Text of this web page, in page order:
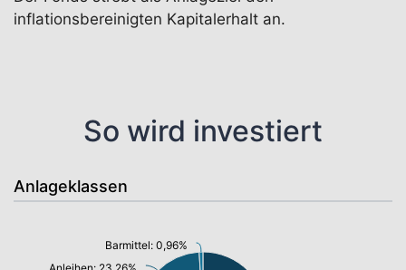
inflationsbereinigten Kapitalerhalt an.
So wird investiert
Anlageklassen
Barmittel: 0,96%